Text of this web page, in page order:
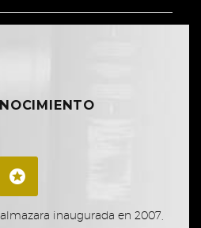


inaugurada en 2007,